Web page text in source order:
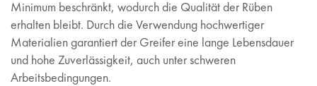
Minimum beschränkt, wodurch die Qualität der Rüben
erhalten bleibt. Durch die Verwendung hochwertiger
Materialien garantiert der Greifer eine lange Lebensdauer
und hohe Zuverlässigkeit, auch unter schweren
Arbeitsbedingungen.